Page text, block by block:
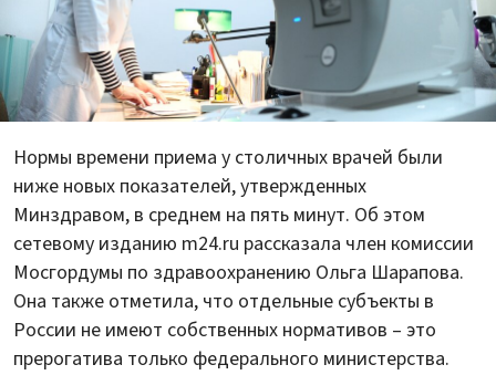
Нормы времени приема у столичных врачей были
ниже новых показателей, утвержденных
Минздравом, в среднем на пять минут. Об этом
сетевому изданию m24.ru рассказала член комиссии
Мосгордумы по здравоохранению Ольга Шарапова.
Она также отметила, что отдельные субъекты в
России не имеют собственных нормативов – это
прерогатива только федерального министерства.